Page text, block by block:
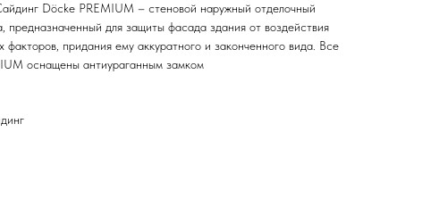
Döcke PREMIUM – стеновой наружный отделочный
предназначенный для защиты фасада здания от воздействия
факторов, придания ему аккуратного и законченного вида. Все
оснащены антиураганным замком